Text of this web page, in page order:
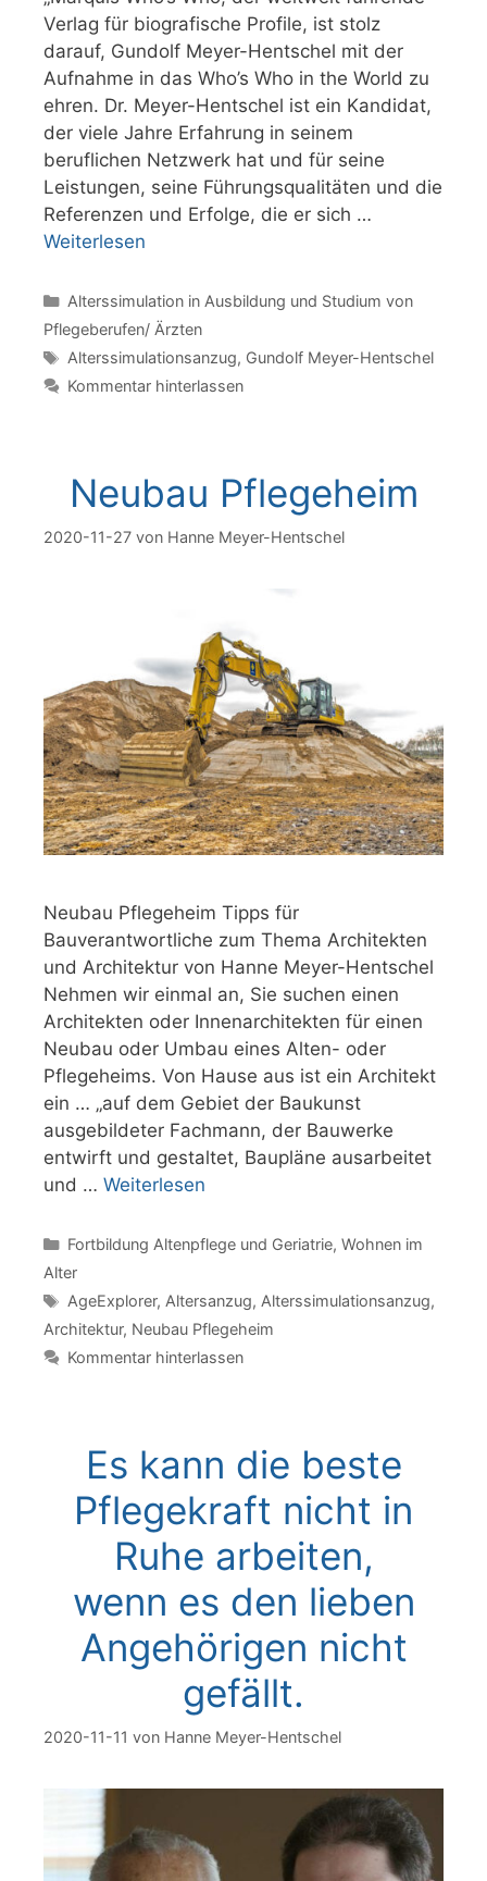
Verlag für biografische Profile, ist stolz
darauf, Gundolf Meyer-Hentschel mit der
Aufnahme in das Who’s Who in the World zu
ehren. Dr. Meyer-Hentschel ist ein Kandidat,
der viele Jahre Erfahrung in seinem
beruflichen Netzwerk hat und für seine
Leistungen, seine Führungsqualitäten und die
Referenzen und Erfolge, die er sich …
Weiterlesen
Kategorien
Alterssimulation in Ausbildung und Studium von
Pflegeberufen/ Ärzten
Schlagwörter
Alterssimulationsanzug, Gundolf Meyer-Hentschel
Kommentar hinterlassen
Neubau Pflegeheim
2020-11-27 von Hanne Meyer-Hentschel
Neubau Pflegeheim Tipps für
Bauverantwortliche zum Thema Architekten
und Architektur von Hanne Meyer-Hentschel
Nehmen wir einmal an, Sie suchen einen
Architekten oder Innenarchitekten für einen
Neubau oder Umbau eines Alten- oder
Pflegeheims. Von Hause aus ist ein Architekt
ein … „auf dem Gebiet der Baukunst
ausgebildeter Fachmann, der Bauwerke
entwirft und gestaltet, Baupläne ausarbeitet
und … Weiterlesen
Kategorien
Fortbildung Altenpflege und Geriatrie, Wohnen im
Alter
Schlagwörter
AgeExplorer, Altersanzug, Alterssimulationsanzug,
Architektur, Neubau Pflegeheim
Kommentar hinterlassen
Es kann die beste
Pflegekraft nicht in
Ruhe arbeiten,
wenn es den lieben
Angehörigen nicht
gefällt.
2020-11-11 von Hanne Meyer-Hentschel